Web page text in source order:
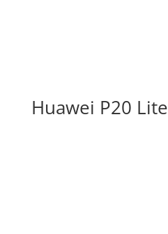
Huawei P20 Lite